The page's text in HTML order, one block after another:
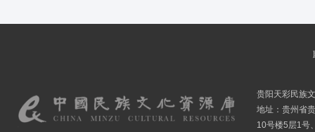
贵阳天彩民族
地址：贵州省
10号楼5层1号